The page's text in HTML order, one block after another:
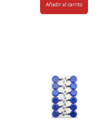
Añadir al carrito